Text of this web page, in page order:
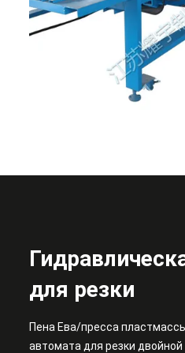
для резки
Пена Ева/пресса
автомата для резки двойной